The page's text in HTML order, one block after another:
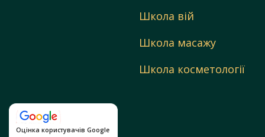
Школа вій
Школа масажу
Школа косметології
Оцінка користувачів Google